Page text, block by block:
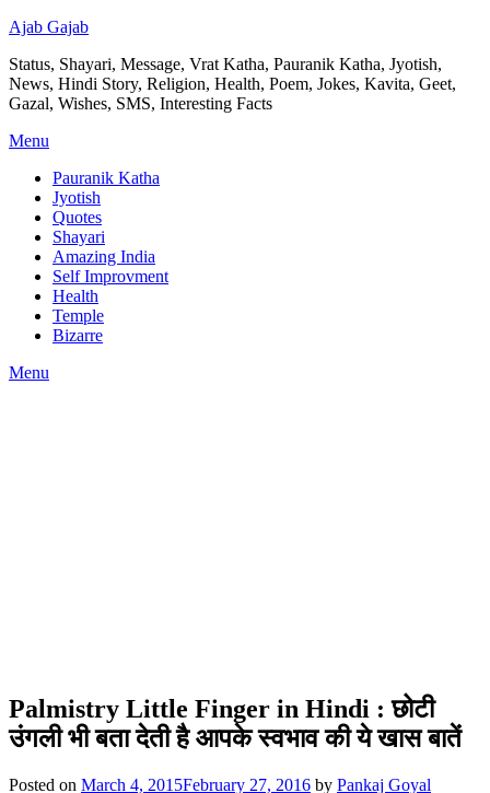
Ajab Gajab
Status, Shayari, Message, Vrat Katha, Pauranik Katha, Jyotish,
News, Hindi Story, Religion, Health, Poem, Jokes, Kavita, Geet,
Gazal, Wishes, SMS, Interesting Facts
Menu
Pauranik Katha
Jyotish
Quotes
Shayari
Amazing India
Self Improvment
Health
Temple
Bizarre
Menu
Palmistry Little Finger in Hindi : छोटी
उंगली भी बता देती है आपके स्वभाव की ये खास बातें
Posted on March 4, 2015February 27, 2016 by Pankaj Goyal